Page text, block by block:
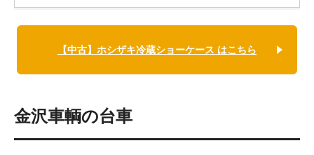
【中古】ホシザキ冷蔵ショーケース はこちら
金沢車輌の台車